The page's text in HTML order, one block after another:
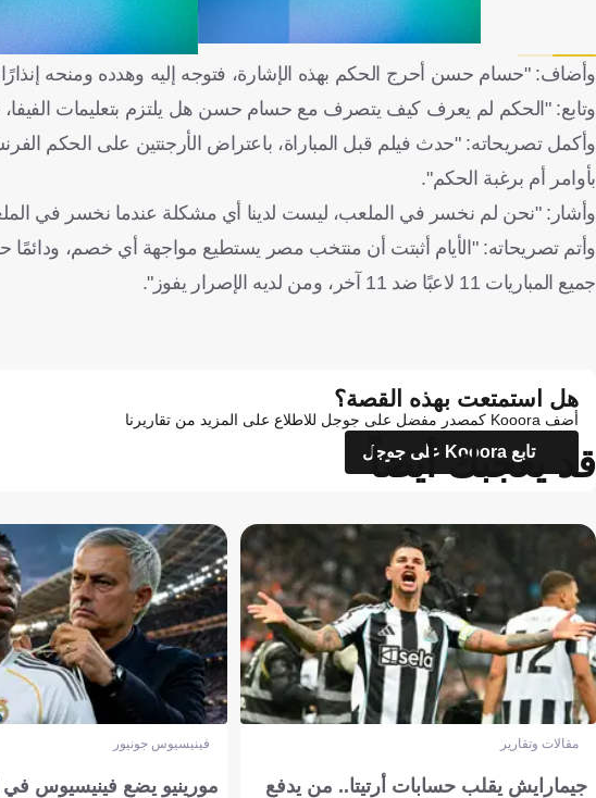
وأضاف: "حسام حسن أحرج الحكم بهذه الإشارة، فتوجه إليه وهدده ومنحه
وتابع: "الحكم لم يعرف كيف يتصرف مع حسام حسن هل يلتزم بتعليمات
وأكمل تصريحاته: "حدث فيلم قبل المباراة، باعتراض الأرجنتين على الحكم
بأوامر أم برغبة الحكم".
وأشار: "نحن لم نخسر في الملعب، ليست لدينا أي مشكلة عندما نخسر في الملعب، لكن نحن لعبنا
وأتم تصريحاته: "الأيام أثبتت أن منتخب مصر يستطيع مواجهة أي خصم، ودائمًا
جميع المباريات 11 لاعبًا ضد 11 آخر، ومن لديه الإصرار يفوز".
هل استمتعت بهذه القصة؟
أضف Kooora كمصدر مفضل على جوجل للاطلاع على المزيد من تقاريرنا
تابع Kooora على جوجل
قد يعجبك أيضاً
مقالات وتقارير
جيمارايش يقلب حسابات أرتيتا.. من يدفع
فينيسيوس جونيور
مورينيو يضع فينيسيوس في